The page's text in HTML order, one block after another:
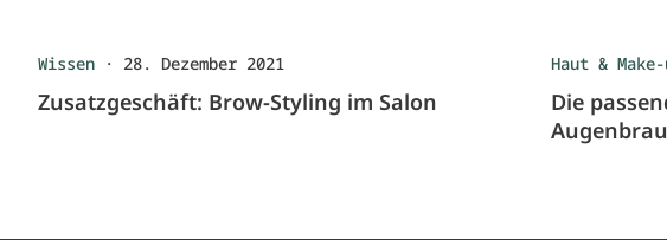
Wissen · 28. Dezember 2021
Zusatzgeschäft: Brow-Styling im Salon
Haut &
Die